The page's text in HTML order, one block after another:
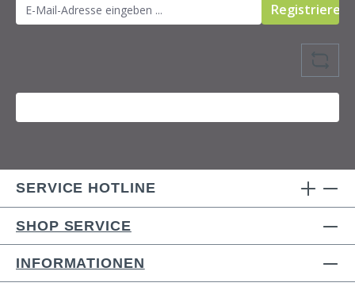
Registrieren
SERVICE HOTLINE
SHOP SERVICE
INFORMATIONEN